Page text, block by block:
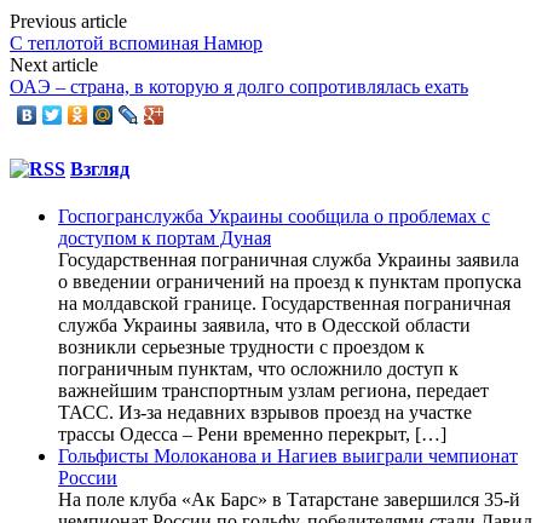
Previous article
С теплотой вспоминая Намюр
Next article
ОАЭ – страна, в которую я долго сопротивлялась ехать
Взгляд
Госпогранслужба Украины сообщила о проблемах с
доступом к портам Дуная
Государственная пограничная служба Украины заявила
о введении ограничений на проезд к пунктам пропуска
на молдавской границе. Государственная пограничная
служба Украины заявила, что в Одесской области
возникли серьезные трудности с проездом к
пограничным пунктам, что осложнило доступ к
важнейшим транспортным узлам региона, передает
ТАСС. Из-за недавних взрывов проезд на участке
трассы Одесса – Рени временно перекрыт, […]
Гольфисты Молоканова и Нагиев выиграли чемпионат
России
На поле клуба «Ак Барс» в Татарстане завершился 35-й